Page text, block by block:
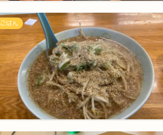
ごはん